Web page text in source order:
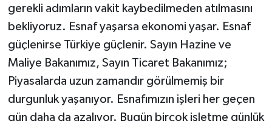
gerekli adımların vakit kaybedilmeden atılmasını
bekliyoruz. Esnaf yaşarsa ekonomi yaşar. Esnaf
güçlenirse Türkiye güçlenir. Sayın Hazine ve
Maliye Bakanımız, Sayın Ticaret Bakanımız;
Piyasalarda uzun zamandır görülmemiş bir
durgunluk yaşanıyor. Esnafımızın işleri her geçen
gün daha da azalıyor. Bugün birçok işletme günlük